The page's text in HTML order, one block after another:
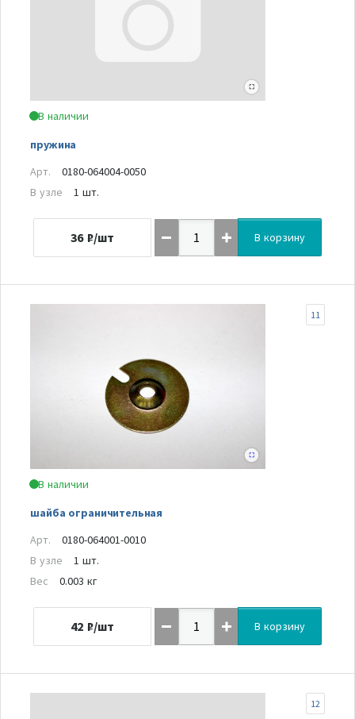
В наличии
пружина
Арт.
0180-064004-0050
В узле
1 шт.
36 ₽/шт В корзину
В наличии
шайба ограничительная
11
Арт.
0180-064001-0010
В узле
1 шт.
Вес
0.003 кг
42 ₽/шт В корзину
12